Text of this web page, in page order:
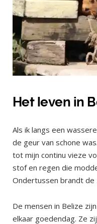
Het leven in
Als ik langs een
de geur van schone
tot mijn continu vieze
stof en regen die
Ondertussen brandt de
De mensen in Belize
elkaar goedendag. Ze